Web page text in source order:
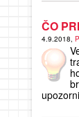
ČO
4.9.2018,